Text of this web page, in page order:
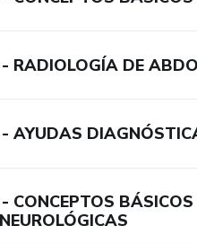
RADIOLOGÍA DE
AYUDAS
CONCEPTOS